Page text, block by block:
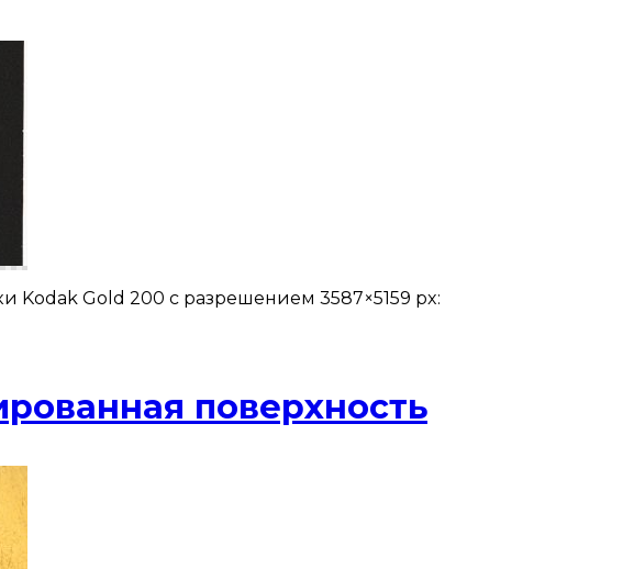
Kodak Gold 200 с разрешением 3587×5159 px:
поверхность